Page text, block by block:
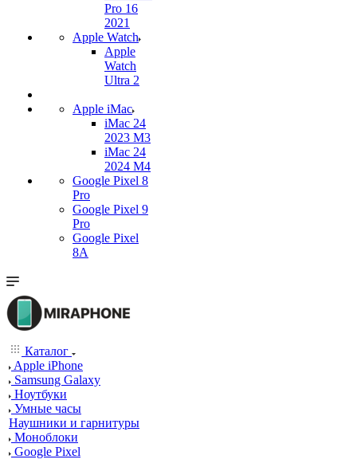
Pro 16
2021
Apple Watch
Apple
Watch
Ultra 2
Apple iMac
iMac 24
2023 M3
iMac 24
2024 M4
Google Pixel 8
Pro
Google Pixel 9
Pro
Google Pixel
8A
Каталог
Apple iPhone
Samsung Galaxy
Ноутбуки
Умные часы
Наушники и гарнитуры
Моноблоки
Google Pixel